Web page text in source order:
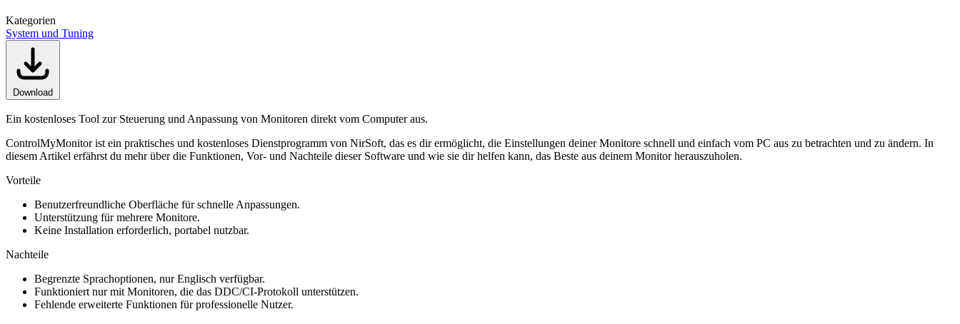
Kategorien
System und Tuning
Download
Ein kostenloses Tool zur Steuerung und Anpassung von Monitoren direkt vom Computer aus.
ControlMyMonitor ist ein praktisches und kostenloses Dienstprogramm von NirSoft, das es dir ermöglicht, die Einstellungen deiner Monitore schnell und einfach vom PC aus zu betrachten und zu ändern. In
diesem Artikel erfährst du mehr über die Funktionen, Vor- und Nachteile dieser Software und wie sie dir helfen kann, das Beste aus deinem Monitor herauszuholen.
Vorteile
Benutzerfreundliche Oberfläche für schnelle Anpassungen.
Unterstützung für mehrere Monitore.
Keine Installation erforderlich, portabel nutzbar.
Nachteile
Begrenzte Sprachoptionen, nur Englisch verfügbar.
Funktioniert nur mit Monitoren, die das DDC/CI-Protokoll unterstützen.
Fehlende erweiterte Funktionen für professionelle Nutzer.